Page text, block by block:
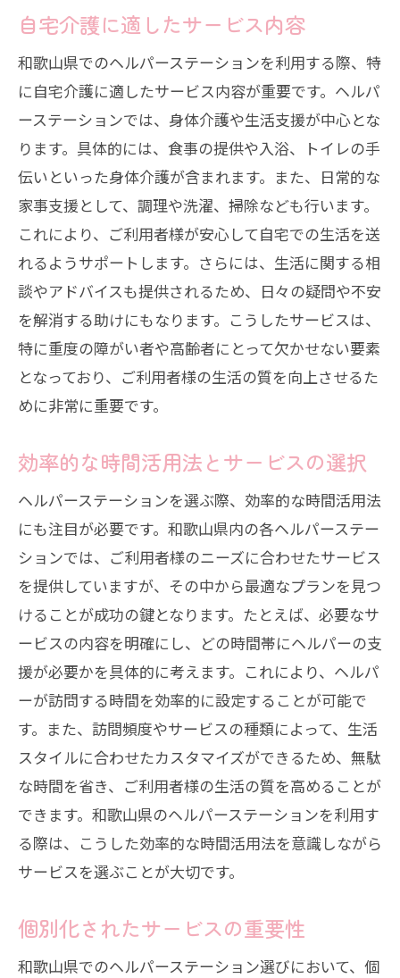
自宅介護に適したサービス内容
和歌山県でのヘルパーステーションを利用する際、特
に自宅介護に適したサービス内容が重要です。ヘルパ
ーステーションでは、身体介護や生活支援が中心とな
ります。具体的には、食事の提供や入浴、トイレの手
伝いといった身体介護が含まれます。また、日常的な
家事支援として、調理や洗濯、掃除なども行います。
これにより、ご利用者様が安心して自宅での生活を送
れるようサポートします。さらには、生活に関する相
談やアドバイスも提供されるため、日々の疑問や不安
を解消する助けにもなります。こうしたサービスは、
特に重度の障がい者や高齢者にとって欠かせない要素
となっており、ご利用者様の生活の質を向上させるた
めに非常に重要です。
効率的な時間活用法とサービスの選択
ヘルパーステーションを選ぶ際、効率的な時間活用法
にも注目が必要です。和歌山県内の各ヘルパーステー
ションでは、ご利用者様のニーズに合わせたサービス
を提供していますが、その中から最適なプランを見つ
けることが成功の鍵となります。たとえば、必要なサ
ービスの内容を明確にし、どの時間帯にヘルパーの支
援が必要かを具体的に考えます。これにより、ヘルパ
ーが訪問する時間を効率的に設定することが可能で
す。また、訪問頻度やサービスの種類によって、生活
スタイルに合わせたカスタマイズができるため、無駄
な時間を省き、ご利用者様の生活の質を高めることが
できます。和歌山県のヘルパーステーションを利用す
る際は、こうした効率的な時間活用法を意識しながら
サービスを選ぶことが大切です。
個別化されたサービスの重要性
和歌山県でのヘルパーステーション選びにおいて、個